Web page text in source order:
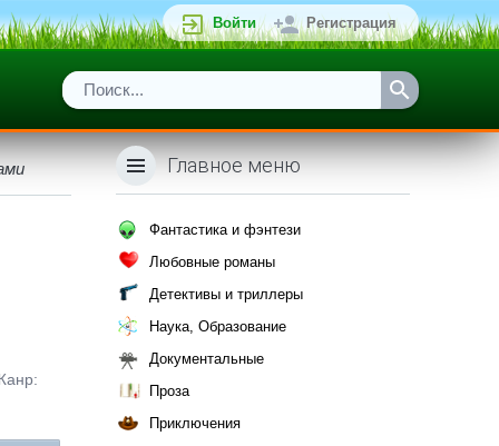
Войти Регистрация
Главное меню
Фантастика и фэнтези
Любовные романы
Детективы и триллеры
Наука, Образование
Документальные
Проза
Приключения